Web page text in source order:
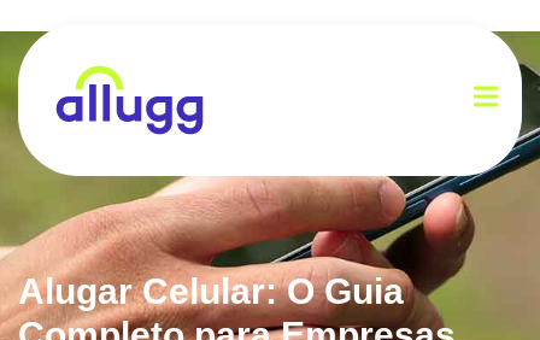
Alugar Celular: O Guia